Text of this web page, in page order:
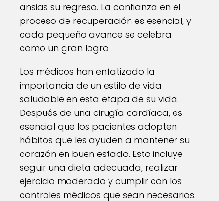
ansias su regreso. La confianza en el
proceso de recuperación es esencial, y
cada pequeño avance se celebra
como un gran logro.
Los médicos han enfatizado la
importancia de un estilo de vida
saludable en esta etapa de su vida.
Después de una cirugía cardíaca, es
esencial que los pacientes adopten
hábitos que les ayuden a mantener su
corazón en buen estado. Esto incluye
seguir una dieta adecuada, realizar
ejercicio moderado y cumplir con los
controles médicos que sean necesarios.